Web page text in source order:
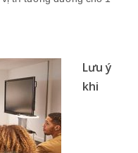
Lưu ý
khi